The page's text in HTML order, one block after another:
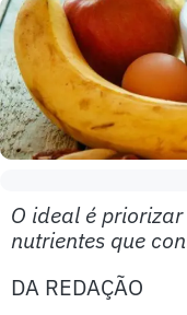
O ideal é
nutrientes que
DA REDAÇÃO